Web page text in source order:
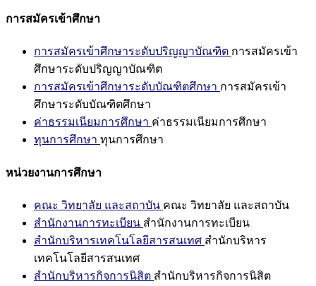
การสมัครเข้าศึกษา
การสมัครเข้าศึกษาระดับปริญญาบัณฑิต การสมัครเข้า
ศึกษาระดับปริญญาบัณฑิต
การสมัครเข้าศึกษาระดับบัณฑิตศึกษา การสมัครเข้า
ศึกษาระดับบัณฑิตศึกษา
ค่าธรรมเนียมการศึกษา ค่าธรรมเนียมการศึกษา
ทุนการศึกษา ทุนการศึกษา
หน่วยงานการศึกษา
คณะ วิทยาลัย และสถาบัน คณะ วิทยาลัย และสถาบัน
สำนักงานการทะเบียน สำนักงานการทะเบียน
สำนักบริหารเทคโนโลยีสารสนเทศ สำนักบริหาร
เทคโนโลยีสารสนเทศ
สำนักบริหารกิจการนิสิต สำนักบริหารกิจการนิสิต